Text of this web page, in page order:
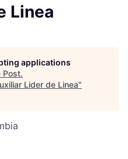
Linea
applications
Post.
Lider de Linea"